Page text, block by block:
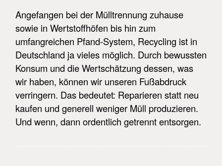
Angefangen bei der Mülltrennung zuhause
sowie in Wertstoffhöfen bis hin zum
umfangreichen Pfand-System, Recycling ist in
Deutschland ja vieles möglich. Durch bewussten
Konsum und die Wertschätzung dessen, was
wir haben, können wir unseren Fußabdruck
verringern. Das bedeutet: Reparieren statt neu
kaufen und generell weniger Müll produzieren.
Und wenn, dann ordentlich getrennt entsorgen.